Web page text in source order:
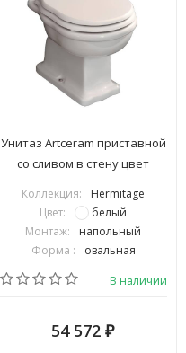
Унитаз Artceram приставной
со сливом в стену цвет
Коллекция:
Hermitage
Цвет:
белый
Монтаж:
напольный
Форма :
овальная
В наличии
54 572 ₽